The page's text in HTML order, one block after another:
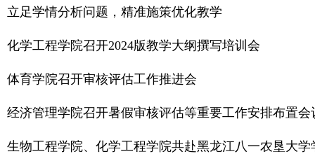
立足学情分析问题，精准施策优化教学
化学工程学院召开2024版教学大纲撰写培训会
体育学院召开审核评估工作推进会
经济管理学院召开暑假审核评估等重要工作安排布置会
生物工程学院、化学工程学院共赴黑龙江八一农垦大